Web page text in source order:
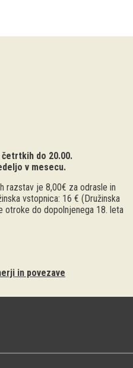
do 20.00.
v mesecu.
razstav je 8,00€ za odrasle in
vstopnica: 16 € (Družinska
otroke do dopolnjenega 18. leta
in povezave